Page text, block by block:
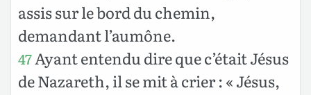
assis sur le bord du chemin,
demandant l’aumône.
47Ayant entendu dire que c’était Jésus
de Nazareth, il se mit à crier : « Jésus,